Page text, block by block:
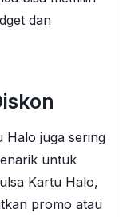
dan
Halo juga sering
untuk
Kartu Halo,
promo atau